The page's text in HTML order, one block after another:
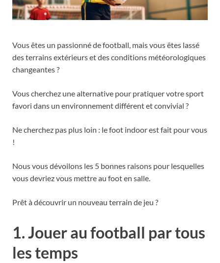
Vous êtes un passionné de football, mais vous êtes lassé
des terrains extérieurs et des conditions météorologiques
changeantes ?
Vous cherchez une alternative pour pratiquer votre sport
favori dans un environnement différent et convivial ?
Ne cherchez pas plus loin : le foot indoor est fait pour vous
!
Nous vous dévoilons les 5 bonnes raisons pour lesquelles
vous devriez vous mettre au foot en salle.
Prêt à découvrir un nouveau terrain de jeu ?
1. Jouer au football par tous
les temps